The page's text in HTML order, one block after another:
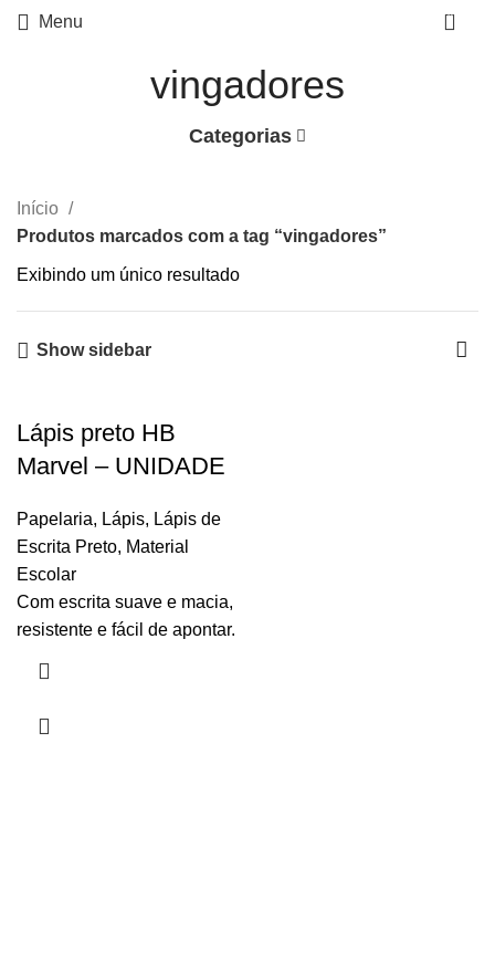
Menu 0
vingadores
Categorias
Início
Produtos marcados com a tag “vingadores”
Exibindo um único resultado
Show sidebar
Lápis preto HB
Marvel – UNIDADE
Papelaria, Lápis, Lápis de
Escrita Preto, Material
Escolar
Com escrita suave e macia,
resistente e fácil de apontar.